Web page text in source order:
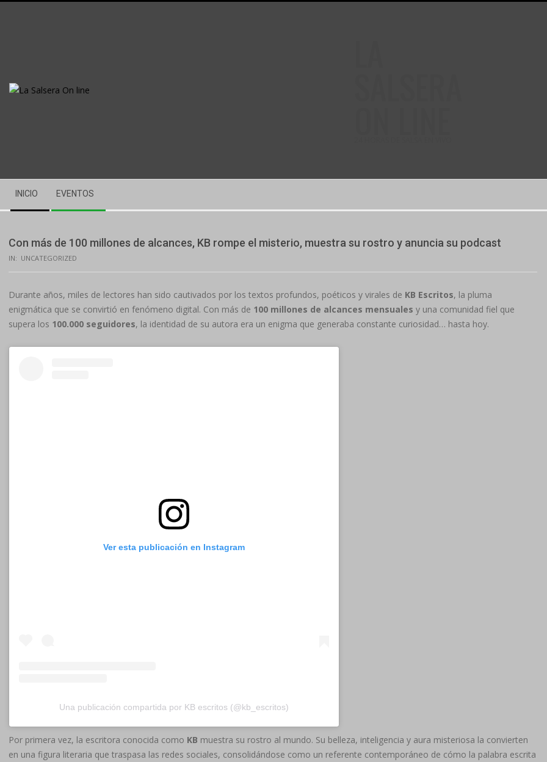
Navigation
Menu
INICIO EVENTOS
Con más de 100 millones de alcances, KB rompe el misterio, muestra su rostro y anuncia su podcast
IN: UNCATEGORIZED
Durante años, miles de lectores han sido cautivados por los textos profundos, poéticos y virales de KB Escritos, la pluma
enigmática que se convirtió en fenómeno digital. Con más de 100 millones de alcances mensuales y una comunidad fiel que
supera los 100.000 seguidores, la identidad de su autora era un enigma que generaba constante curiosidad… hasta hoy.
Ver esta publicación en Instagram
Una publicación compartida por KB escritos (@kb_escritos)
Por primera vez, la escritora conocida como KB muestra su rostro al mundo. Su belleza, inteligencia y aura misteriosa la convierten
en una figura literaria que traspasa las redes sociales, consolidándose como un referente contemporáneo de cómo la palabra escrita